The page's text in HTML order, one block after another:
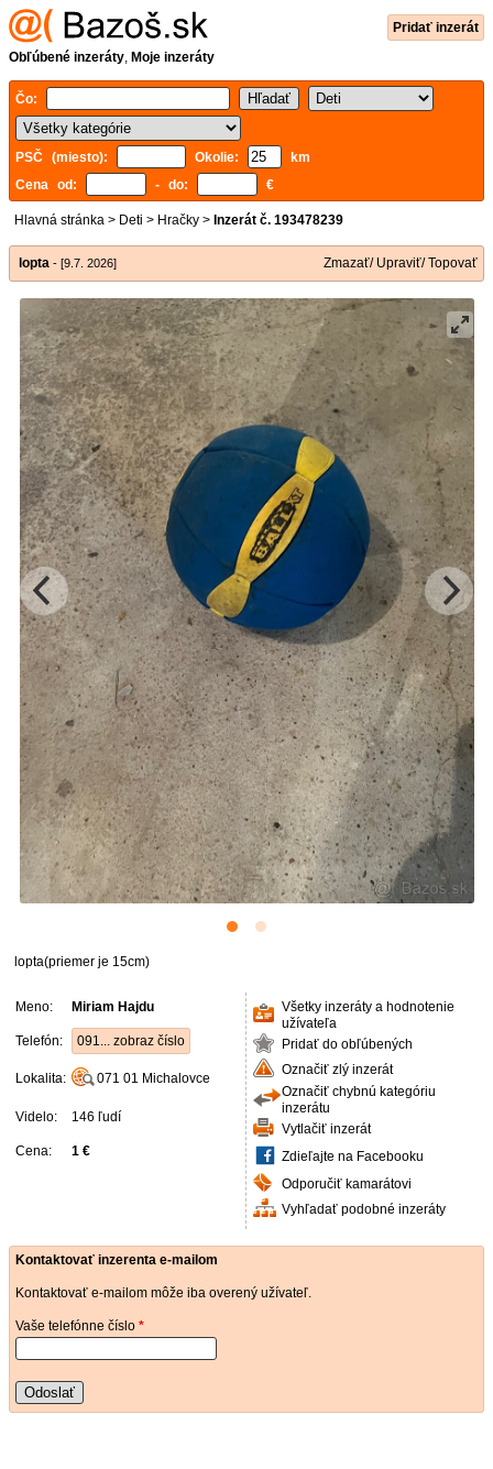
Pridať inzerát
Obľúbené inzeráty, Moje inzeráty
Čo:
PSČ (miesto): Okolie:
km
Cena od:
- do: €
Hlavná stránka > Deti > Hračky > Inzerát č. 193478239
lopta - [9.7. 2026] Zmazať/ Upraviť/ Topovať
lopta(priemer je 15cm)
Meno: Miriam Hajdu
Telefón: 091... zobraz číslo
Lokalita: 071 01 Michalovce
Videlo: 146 ľudí
Cena: 1 €
Všetky inzeráty a hodnotenie
užívateľa
Pridať do obľúbených
Označiť zlý inzerát
Označiť chybnú kategóriu
inzerátu
Vytlačiť inzerát
Zdieľajte na Facebooku
Odporučiť kamarátovi
Vyhľadať podobné inzeráty
Kontaktovať inzerenta e-mailom
Kontaktovať e-mailom môže iba overený užívateľ.
Vaše telefónne číslo *
Odoslať